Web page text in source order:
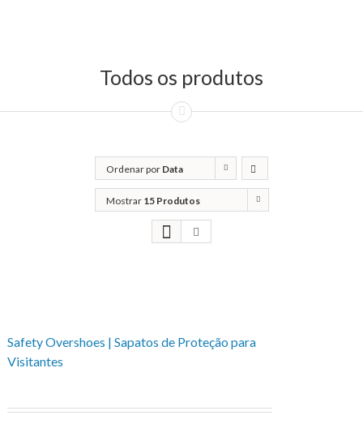
Todos os produtos
Ordenar por Data
Mostrar 15 Produtos
Safety Overshoes | Sapatos de Proteção para
Visitantes